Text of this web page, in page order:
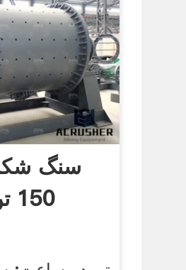
سنگ
150 تن در ساعت